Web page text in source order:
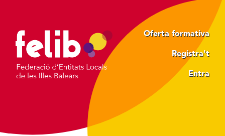
contingut
Oferta formativa
Registra't
Entra